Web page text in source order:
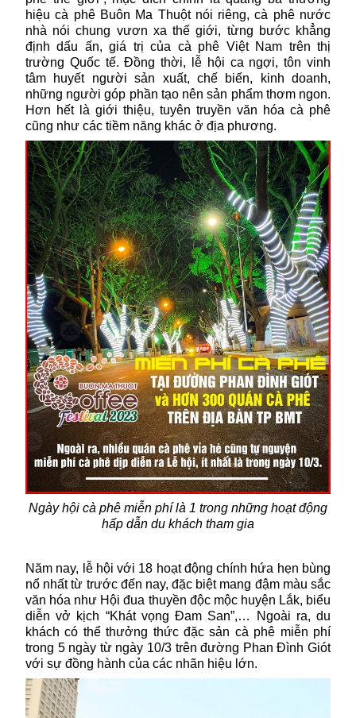
hiệu cà phê Buôn Ma Thuột nói riêng, cà phê nước
nhà nói chung vươn xa thế giới, từng bước khẳng
định dấu ấn, giá trị của cà phê Việt Nam trên thị
trường Quốc tế. Đồng thời, lễ hội ca ngợi, tôn vinh
tâm huyết người sản xuất, chế biến, kinh doanh,
những người góp phần tạo nên sản phẩm thơm ngon.
Hơn hết là giới thiệu, tuyên truyền văn hóa cà phê
cũng như các tiềm năng khác ở địa phương.
Ngày hội cà phê miễn phí là 1 trong những hoạt động
hấp dẫn du khách tham gia
Năm nay, lễ hội với 18 hoạt động chính hứa hẹn bùng
nổ nhất từ trước đến nay, đặc biệt mang đậm màu sắc
văn hóa như Hội đua thuyền độc mộc huyện Lắk, biểu
diễn vở kịch “Khát vọng Đam San”,… Ngoài ra, du
khách có thể thưởng thức đặc sản cà phê miễn phí
trong 5 ngày từ ngày 10/3 trên đường Phan Đình Giót
với sự đồng hành của các nhãn hiệu lớn.